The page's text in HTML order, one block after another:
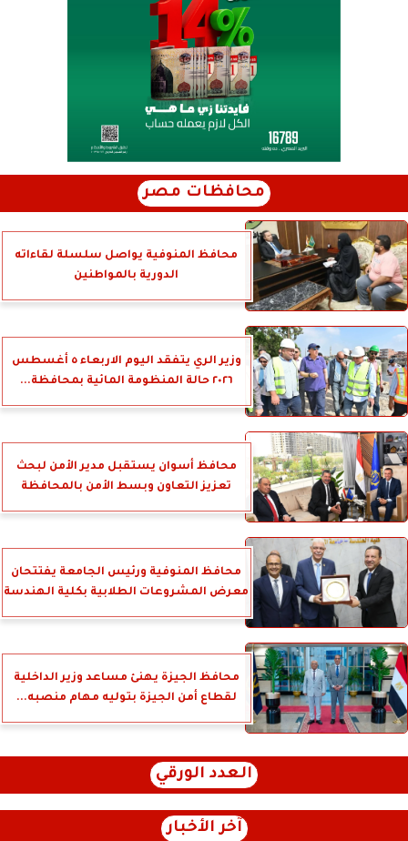
محافظات مصر
محافظ المنوفية يواصل سلسلة لقاءاته
الدورية بالمواطنين
وزير الري يتفقد اليوم الاربعاء ٥ أغسطس
٢٠٢٦ حالة المنظومة المائية بمحافظة...
محافظ أسوان يستقبل مدير الأمن لبحث
تعزيز التعاون وبسط الأمن بالمحافظة
محافظ المنوفية ورئيس الجامعة يفتتحان
معرض المشروعات الطلابية بكلية الهندسة
محافظ الجيزة يهنئ مساعد وزير الداخلية
لقطاع أمن الجيزة بتوليه مهام منصبه...
العدد الورقي
آخر الأخبار